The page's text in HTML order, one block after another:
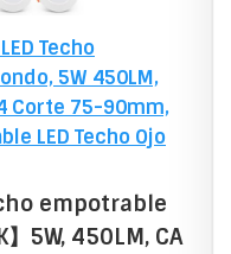
Techo
5W 450LM,
Corte 75-90mm,
LED Techo Ojo
empotrable
5W, 450LM, CA